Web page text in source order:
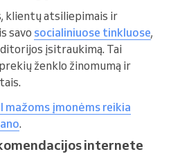
klientų atsiliepimais ir
savo socialiniuose tinkluose,
įsitraukimą. Tai
ženklo žinomumą ir
mažoms įmonėms reikia
.
internete